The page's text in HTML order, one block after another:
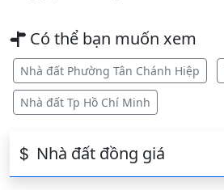
Có thể bạn muốn xem
Nhà đất Phường Tân Chánh Hiệp
Nhà đất Tp Hồ Chí Minh
Nhà đất đồng giá